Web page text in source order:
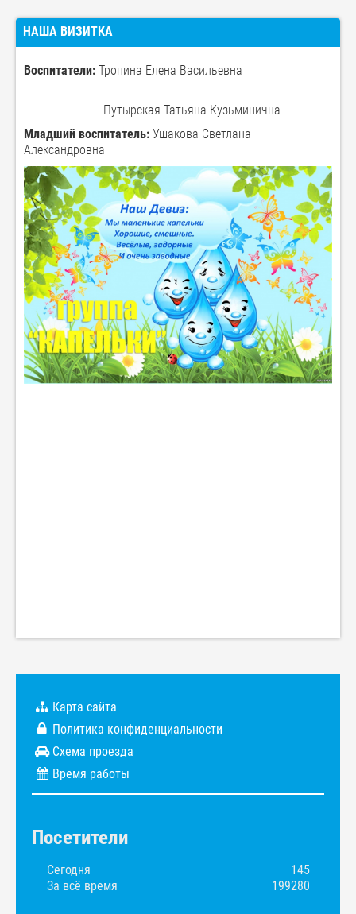
НАША ВИЗИТКА
Воспитатели: Тропина Елена Васильевна
Путырская Татьяна Кузьминична
Младший воспитатель: Ушакова Светлана
Александровна
Карта сайта
Политика конфиденциальности
Схема проезда
Время работы
Посетители
Сегодня
145
За всё время
199280